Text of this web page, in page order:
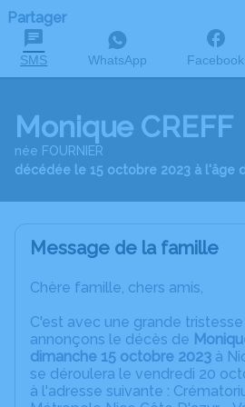
Partager
SMS WhatsApp Facebook
Monique CREFF
née FOURNIER
décédée le 15 octobre 2023 à l'âge
Message de la famille
Chère famille, chers amis,
C'est avec une grande
annonçons le décès de
dimanche 15 octobre 2023 à
se déroulera le vendredi 20
à l'adresse suivante :